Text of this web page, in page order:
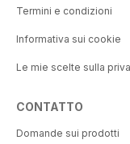
Termini e condizioni
Informativa sui cookie
Le mie scelte sulla
CONTATTO
Domande sui prodotti